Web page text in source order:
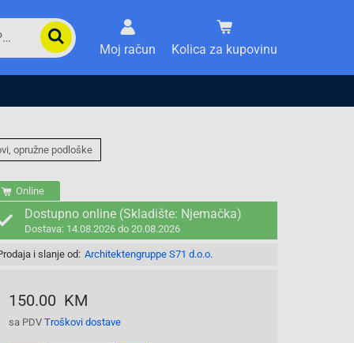
Moj račun Kolica za kupovinu
opružne podloške
Online
Dostupno online (Skladište: Njemačka)
Dostava: 14.08.2026 do 20.08.2026
i slanje od: Architektengruppe S71 d.o.o.
150.00 KM
sa PDV Troškovi dostave